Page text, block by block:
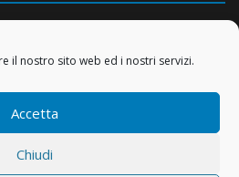
il nostro sito web ed i nostri servizi.
Accetta
Chiudi
ONLINE